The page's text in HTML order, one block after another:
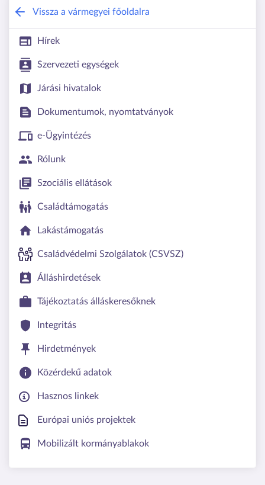
Nógrád Vármegyei Kormányhivatal
Vissza a vármegyei főoldalra
Hírek
Szervezeti egységek
Járási hivatalok
Dokumentumok, nyomtatványok
e-Ügyintézés
Rólunk
Szociális ellátások
Családtámogatás
Lakástámogatás
Családvédelmi Szolgálatok (CSVSZ)
Álláshirdetések
Tájékoztatás álláskeresőknek
Integritás
Hirdetmények
Közérdekű adatok
Hasznos linkek
Európai uniós projektek
Mobilizált kormányablakok